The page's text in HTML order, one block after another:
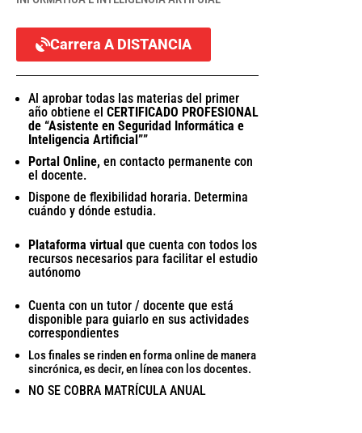
Carrera A DISTANCIA
Al aprobar todas las materias del primer
año obtiene el CERTIFICADO PROFESIONAL
de “Asistente en Seguridad Informática e
Inteligencia Artificial””
Portal Online, en contacto permanente con
el docente.
Dispone de flexibilidad horaria. Determina
cuándo y dónde estudia.
Plataforma virtual que cuenta con todos los
recursos necesarios para facilitar el estudio
autónomo
Cuenta con un tutor / docente que está
disponible para guiarlo en sus actividades
correspondientes
Los finales se rinden en forma online de manera
sincrónica, es decir, en línea con los docentes.
NO SE COBRA MATRÍCULA ANUAL